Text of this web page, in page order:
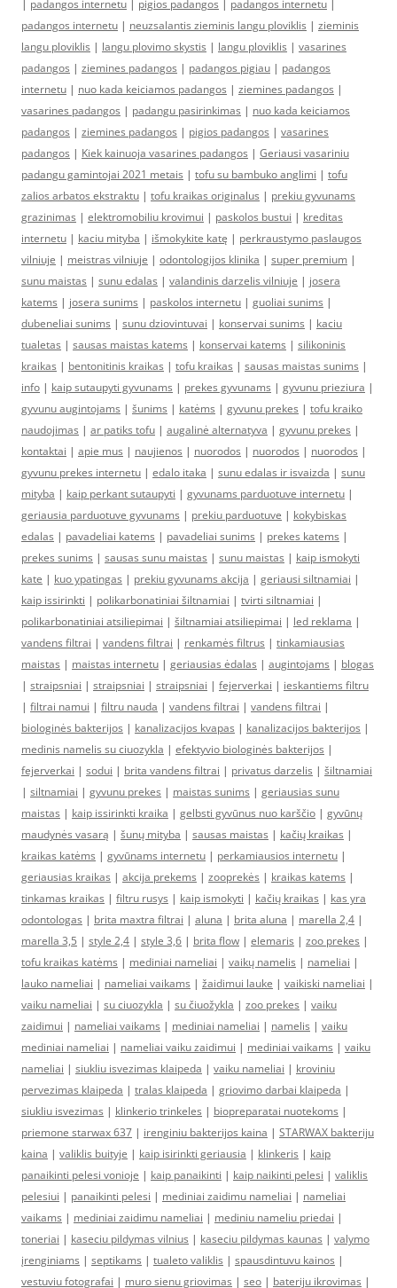
| padangos internetu | pigios padangos | padangos internetu |
padangos internetu | neuzsalantis zieminis langu ploviklis | zieminis
langu ploviklis | langu plovimo skystis | langu ploviklis | vasarines
padangos | ziemines padangos | padangos pigiau | padangos
internetu | nuo kada keiciamos padangos | ziemines padangos |
vasarines padangos | padangu pasirinkimas | nuo kada keiciamos
padangos | ziemines padangos | pigios padangos | vasarines
padangos | Kiek kainuoja vasarines padangos | Geriausi vasariniu
padangu gamintojai 2021 metais | tofu su bambuko anglimi | tofu
zalios arbatos ekstraktu | tofu kraikas originalus | prekiu gyvunams
grazinimas | elektromobiliu krovimui | paskolos bustui | kreditas
internetu | kaciu mityba | išmokykite katę | perkraustymo paslaugos
vilniuje | meistras vilniuje | odontologijos klinika | super premium |
sunu maistas | sunu edalas | valandinis darzelis vilniuje | josera
katems | josera sunims | paskolos internetu | guoliai sunims |
dubeneliai sunims | sunu dziovintuvai | konservai sunims | kaciu
tualetas | sausas maistas katems | konservai katems | silikoninis
kraikas | bentonitinis kraikas | tofu kraikas | sausas maistas sunims |
info | kaip sutaupyti gyvunams | prekes gyvunams | gyvunu prieziura |
gyvunu augintojams | šunims | katėms | gyvunu prekes | tofu kraiko
naudojimas | ar patiks tofu | augalinė alternatyva | gyvunu prekes |
kontaktai | apie mus | naujienos | nuorodos | nuorodos | nuorodos |
gyvunu prekes internetu | edalo itaka | sunu edalas ir isvaizda | sunu
mityba | kaip perkant sutaupyti | gyvunams parduotuve internetu |
geriausia parduotuve gyvunams | prekiu parduotuve | kokybiskas
edalas | pavadeliai katems | pavadeliai sunims | prekes katems |
prekes sunims | sausas sunu maistas | sunu maistas | kaip ismokyti
kate | kuo ypatingas | prekiu gyvunams akcija | geriausi siltnamiai |
kaip issirinkti | polikarbonatiniai šiltnamiai | tvirti siltnamiai |
polikarbonatiniai atsiliepimai | šiltnamiai atsiliepimai | led reklama |
vandens filtrai | vandens filtrai | renkamės filtrus | tinkamiausias
maistas | maistas internetu | geriausias ėdalas | augintojams | blogas
| straipsniai | straipsniai | straipsniai | fejerverkai | ieskantiems filtru
| filtrai namui | filtru nauda | vandens filtrai | vandens filtrai |
biologinės bakterijos | kanalizacijos kvapas | kanalizacijos bakterijos |
medinis namelis su ciuozykla | efektyvio biologinės bakterijos |
fejerverkai | sodui | brita vandens filtrai | privatus darzelis | šiltnamiai
| siltnamiai | gyvunu prekes | maistas sunims | geriausias sunu
maistas | kaip issirinkti kraika | gelbsti gyvūnus nuo karščio | gyvūnų
maudynės vasarą | šunų mityba | sausas maistas | kačių kraikas |
kraikas katėms | gyvūnams internetu | perkamiausios internetu |
geriausias kraikas | akcija prekems | zooprekės | kraikas katems |
tinkamas kraikas | filtru rusys | kaip ismokyti | kačių kraikas | kas yra
odontologas | brita maxtra filtrai | aluna | brita aluna | marella 2,4 |
marella 3,5 | style 2,4 | style 3,6 | brita flow | elemaris | zoo prekes |
tofu kraikas katėms | mediniai nameliai | vaikų namelis | nameliai |
lauko nameliai | nameliai vaikams | žaidimui lauke | vaikiski nameliai |
vaiku nameliai | su ciuozykla | su čiuožykla | zoo prekes | vaiku
zaidimui | nameliai vaikams | mediniai nameliai | namelis | vaiku
mediniai nameliai | nameliai vaiku zaidimui | mediniai vaikams | vaiku
nameliai | siukliu isvezimas klaipeda | vaiku nameliai | kroviniu
pervezimas klaipeda | tralas klaipeda | griovimo darbai klaipeda |
siukliu isvezimas | klinkerio trinkeles | biopreparatai nuotekoms |
priemone starwax 637 | irenginiu bakterijos kaina | STARWAX bakteriju
kaina | valiklis buityje | kaip isirinkti geriausia | klinkeris | kaip
panaikinti pelesi vonioje | kaip panaikinti | kaip naikinti pelesi | valiklis
pelesiui | panaikinti pelesi | mediniai zaidimu nameliai | nameliai
vaikams | mediniai zaidimu nameliai | mediniu nameliu priedai |
toneriai | kaseciu pildymas vilnius | kaseciu pildymas kaunas | valymo
įrenginiams | septikams | tualeto valiklis | spausdintuvu kainos |
vestuviu fotografai | muro sienu griovimas | seo | bateriju ikrovimas |